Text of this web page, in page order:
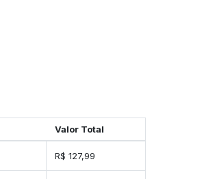
Valor Total
R$ 127,99